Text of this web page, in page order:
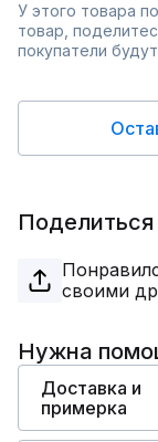
У этого товара
товар,
покупатели
Поделиться
своими
Нужна
Доставка и
примерка